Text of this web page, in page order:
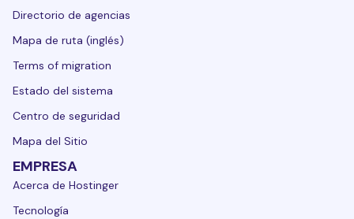
Directorio de agencias
Mapa de ruta (inglés)
Terms of migration
Estado del sistema
Centro de seguridad
Mapa del Sitio
EMPRESA
Acerca de Hostinger
Tecnología